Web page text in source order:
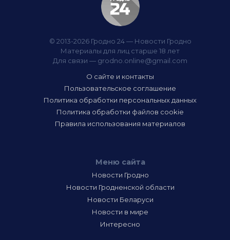
© 2013-2026 Гродно 24 — Новости Гродно
Материалы для лиц старше 18 лет
Для связи — grodno.online@gmail.com
О сайте и контакты
Пользовательское соглашение
Политика обработки персональных данных
Политика обработки файлов cookie
Правила использования материалов
Меню сайта
Новости Гродно
Новости Гродненской области
Новости Беларуси
Новости в мире
Интересно